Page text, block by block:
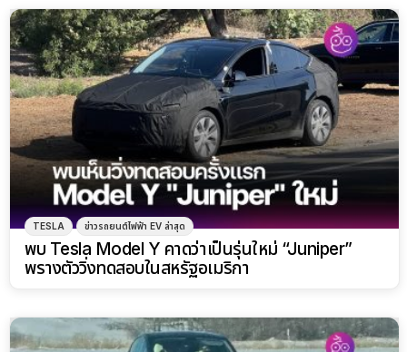
TESLA ข่าวรถยนต์ไฟฟ้า EV ล่าสุด
พบ Tesla Model Y คาดว่าเป็นรุ่นใหม่ “Juniper”
พรางตัววิ่งทดสอบในสหรัฐอเมริกา